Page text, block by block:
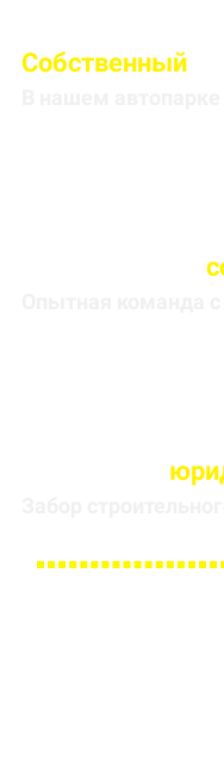
Собственный